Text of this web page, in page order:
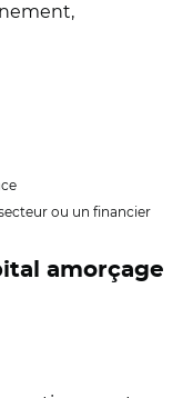
ou un financier
amorçage